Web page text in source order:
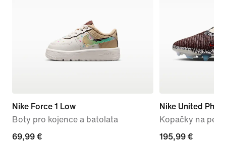
Nike Force 1 Low
Boty pro kojence a batolata
69,99 €
69,99 €
Nike United
Kopačky na
current
195,99 €